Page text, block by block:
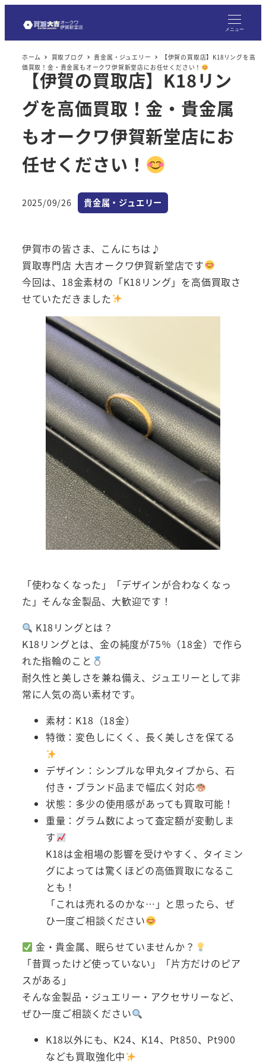
メニュー
ホーム 買取ブログ 貴金属・ジュエリー
【伊賀の買取店】K18リングを高
価買取！金・貴金属もオークワ伊賀新堂店にお任せください！
【伊賀の買取店】K18リン
グを高価買取！金・貴金属
もオークワ伊賀新堂店にお
任せください！
投稿日
2025/09/26 カテゴリー
貴金属・ジュエリー
伊賀市の皆さま、こんにちは♪
買取専門店 大吉オークワ伊賀新堂店です
今回は、18金素材の「K18リング」を高価買取さ
せていただきました
「使わなくなった」「デザインが合わなくなっ
た」そんな金製品、大歓迎です！
K18リングとは？
K18リングとは、金の純度が75％（18金）で作ら
れた指輪のこと
耐久性と美しさを兼ね備え、ジュエリーとして非
常に人気の高い素材です。
素材：K18（18金）
特徴：変色しにくく、長く美しさを保てる
デザイン：シンプルな甲丸タイプから、石
付き・ブランド品まで幅広く対応
状態：多少の使用感があっても買取可能！
重量：グラム数によって査定額が変動しま
す
K18は金相場の影響を受けやすく、タイミン
グによっては驚くほどの高価買取になるこ
とも！
「これは売れるのかな…」と思ったら、ぜ
ひ一度ご相談ください
金・貴金属、眠らせていませんか？
「昔買ったけど使っていない」「片方だけのピア
スがある」
そんな金製品・ジュエリー・アクセサリーなど、
ぜひ一度ご相談ください
K18以外にも、K24、K14、Pt850、Pt900
なども買取強化中